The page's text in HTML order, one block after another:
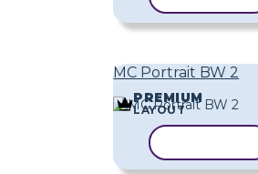
MC Portrait BW 2
PREMIUM
LAYOUT